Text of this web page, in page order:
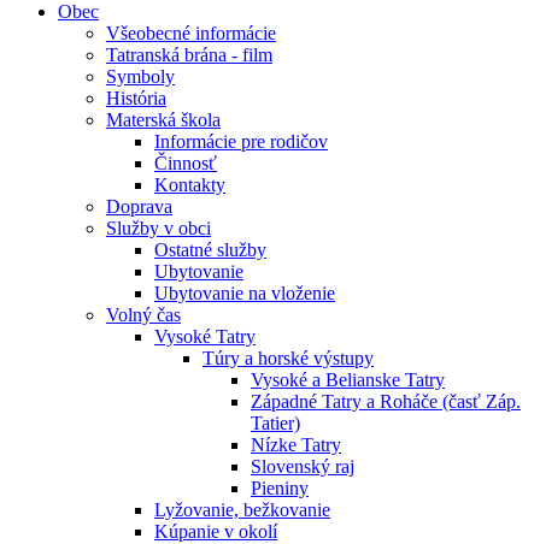
Obec
Všeobecné informácie
Tatranská brána - film
Symboly
História
Materská škola
Informácie pre rodičov
Činnosť
Kontakty
Doprava
Služby v obci
Ostatné služby
Ubytovanie
Ubytovanie na vloženie
Volný čas
Vysoké Tatry
Túry a horské výstupy
Vysoké a Belianske Tatry
Západné Tatry a Roháče (časť Záp.
Tatier)
Nízke Tatry
Slovenský raj
Pieniny
Lyžovanie, bežkovanie
Kúpanie v okolí